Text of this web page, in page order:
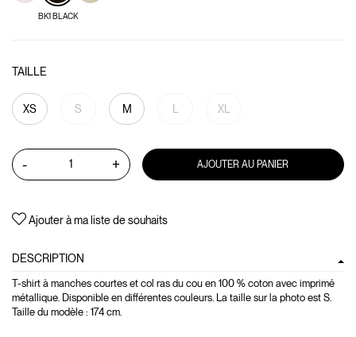
BK1 BLACK
TAILLE
XS S M XL
- + AJOUTER AU PANIER
Ajouter à ma liste de souhaits
DESCRIPTION
T-shirt à manches courtes et col ras du cou en 100 % coton avec imprimé
métallique. Disponible en différentes couleurs. La taille sur la photo est S.
Taille du modèle : 174 cm.